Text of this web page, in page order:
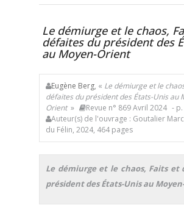
Le démiurge et le chaos,
défaites du président des
au Moyen-Orient
Eugène Berg, « Le démiurge et le
défaites du président des États-Unis au
Orient» Revue n° 869 Avril 2024 -
Auteur(s) de l'ouvrage : Goutalier Marc
du Félin, 2024, 464 pages
Le démiurge et le chaos, Faits et
président des États-Unis au